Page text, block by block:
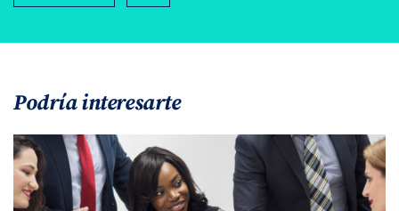
Podría interesarte